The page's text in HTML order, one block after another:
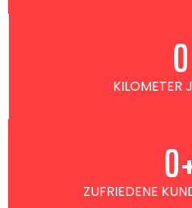
KILOMETER
0
ZUFRIEDENE 0